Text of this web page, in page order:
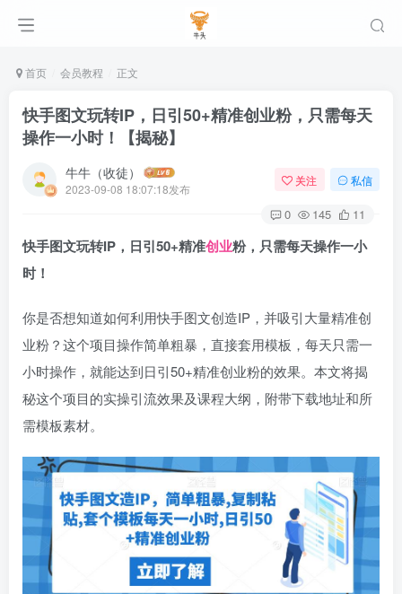
首页 会员教程 正文
快手图文玩转IP，日引50+精准创业粉，只需每天
操作一小时！【揭秘】
牛牛（收徒）
2023-09-08 18:07:18发布
关注 私信
0 145 11
快手图文玩转IP，日引50+精准创业粉，只需每天操作一小
时！
你是否想知道如何利用快手图文创造IP，并吸引大量精准创
业粉？这个项目操作简单粗暴，直接套用模板，每天只需一
小时操作，就能达到日引50+精准创业粉的效果。本文将揭
秘这个项目的实操引流效果及课程大纲，附带下载地址和所
需模板素材。